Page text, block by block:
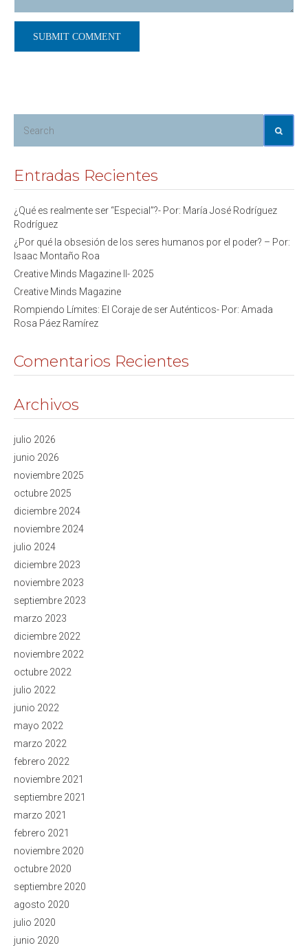
Entradas Recientes
¿Qué es realmente ser “Especial”?- Por: María José Rodríguez
Rodríguez
¿Por qué la obsesión de los seres humanos por el poder? – Por:
Isaac Montaño Roa
Creative Minds Magazine II- 2025
Creative Minds Magazine
Rompiendo Límites: El Coraje de ser Auténticos- Por: Amada
Rosa Páez Ramírez
Comentarios Recientes
Archivos
julio 2026
junio 2026
noviembre 2025
octubre 2025
diciembre 2024
noviembre 2024
julio 2024
diciembre 2023
noviembre 2023
septiembre 2023
marzo 2023
diciembre 2022
noviembre 2022
octubre 2022
julio 2022
junio 2022
mayo 2022
marzo 2022
febrero 2022
noviembre 2021
septiembre 2021
marzo 2021
febrero 2021
noviembre 2020
octubre 2020
septiembre 2020
agosto 2020
julio 2020
junio 2020